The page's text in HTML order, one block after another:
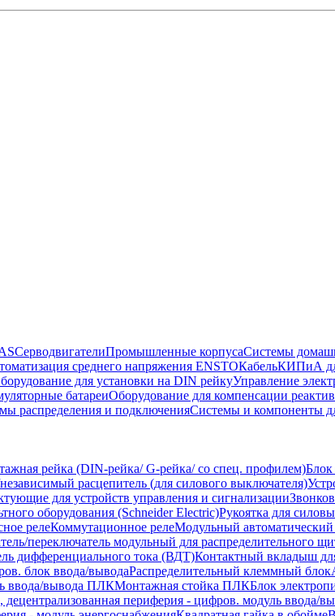
CерводвигателиПромышленные корпусаСистемы
среднего напряжения ENSTOКабельКИПиА
для установки на DIN рейкуУправление
батареиОборудование для компенсации
распределения и подключенияСистемы и компоненты
рейка (DIN-рейка/ G-рейка/ со спец. профилем)Блок
расцепитель (для силового выключателя)
для устройств управления и сигнализации
оборудования (Schneider Electric)Рукоятка для
релеКоммутационное релеМодульный
переключатель модульный для распределительного
дифференциального тока (ВДТ)Контактный вкладыш
блок ввода/выводаРаспределительный клеммный блок
ввода/вывода ПЛКМонтажная стойка ПЛКБлок
периферия - цифров. модуль ввода/